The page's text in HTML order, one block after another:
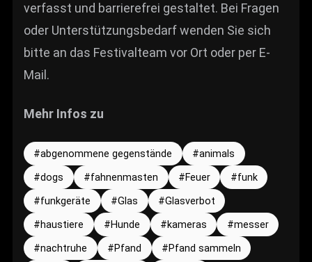
verfasst und barrierefrei gestaltet. Bei Fragen
oder Unterstützungsbedarf wenden Sie sich
bitte an das Festivalteam vor Ort oder per E-
Mail.
Mehr Infos zu
abgenommene gegenstände
animals
dogs
fahnenmasten Feuer
funk
funkgeräte
Glas
Glasverbot
haustiere
Hunde kameras
messer
nachtruhe
Pfand
Pfand sammeln